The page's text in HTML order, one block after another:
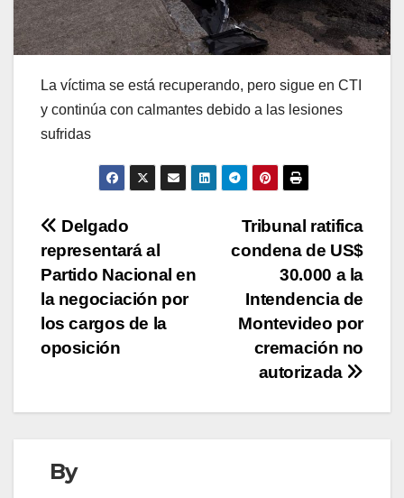
La víctima se está recuperando, pero sigue en CTI
y continúa con calmantes debido a las lesiones
sufridas
Navegación
de
entradas
Tribunal ratifica
condena de US$
30.000 a la
Intendencia de
Montevideo por
cremación no
autorizada
Delgado
representará al
Partido Nacional en
la negociación por
los cargos de la
oposición
By